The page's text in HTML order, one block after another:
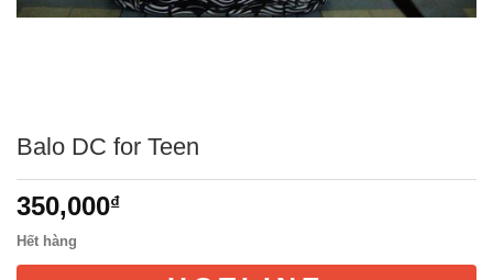
Balo DC for Teen
350,000₫
Hết hàng